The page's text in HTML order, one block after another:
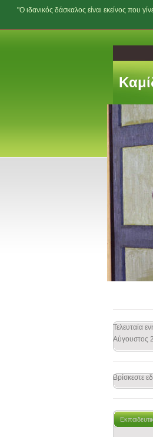
"Ο ιδανικός δάσκαλος είναι εκείνος που
Τελευταία
Αύγουστος
Βρίσκεστε